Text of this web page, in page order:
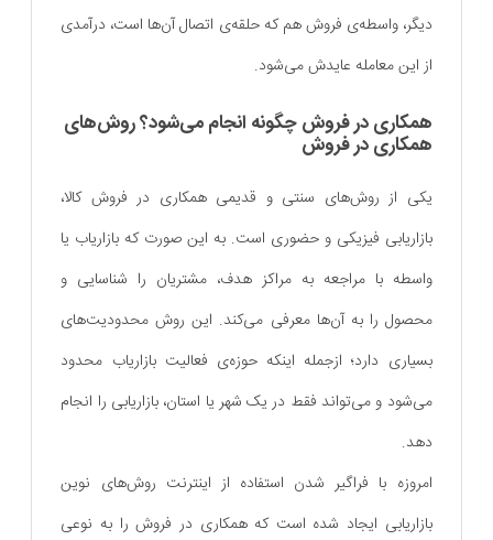
دیگر، واسطه‌ی فروش هم که حلقه‌ی اتصال آن‌ها است، درآمدی
از این معامله عایدش می‌شود.
همکاری در فروش چگونه انجام می‌شود؟ روش‌های
همکاری در فروش
یکی از روش‌های سنتی و قدیمی همکاری در فروش کالا،
بازاریابی فیزیکی و حضوری است. به این صورت که بازاریاب یا
واسطه با مراجعه به مراکز هدف، مشتریان را شناسایی و
محصول را به آن‌ها معرفی می‌کند. این روش محدودیت‌‌های
بسیاری دارد؛ ازجمله اینکه حوزه‌ی فعالیت بازاریاب محدود
می‌شود و می‌تواند فقط در یک شهر یا استان، بازاریابی را انجام
دهد.
امروزه با فراگیر شدن استفاده از اینترنت روش‌های نوین
بازاریابی ایجاد شده است که همکاری در فروش را به نوعی